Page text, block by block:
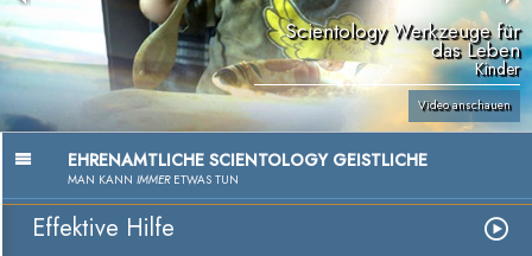
Scientology Werkzeuge für
das Leben
Kinder
Video anschauen
EHRENAMTLICHE SCIENTOLOGY GEISTLICHE
MAN KANN IMMERETWAS TUN
Effektive Hilfe